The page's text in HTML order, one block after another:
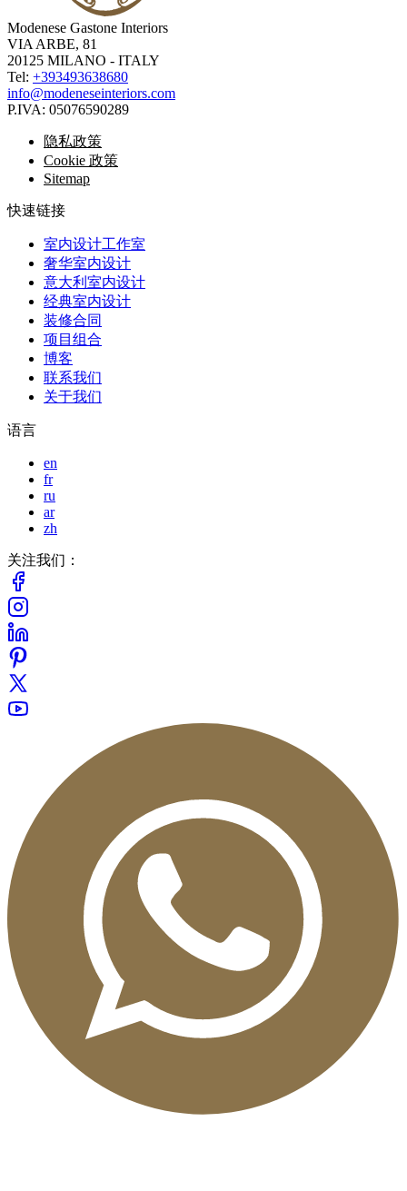
Modenese Gastone Interiors
VIA ARBE, 81
20125 MILANO - ITALY
Tel: +393493638680
info@modeneseinteriors.com
P.IVA: 05076590289
隐私政策
Cookie 政策
Sitemap
快速链接
室内设计工作室
奢华室内设计
意大利室内设计
经典室内设计
装修合同
项目组合
博客
联系我们
关于我们
语言
en
fr
ru
ar
zh
关注我们：